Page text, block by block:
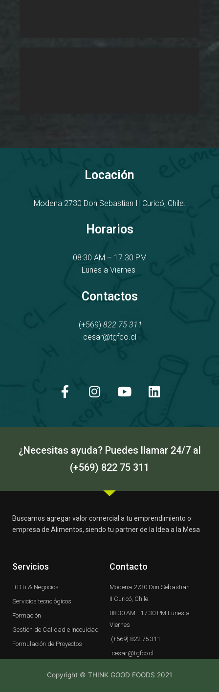
Locación
Modena 2730 Don Sebastian II Curicó, Chile.
Horarios
08:30 AM – 17.30 PM
Lunes a Viernes
Contactos
(+569) 822 75 311
cesar@tgfco.cl
c
e
o
k
s
t
g
a
m
u
t
b
n
k
d
n
¿Necesitas ayuda? Puedes llamar 24/7 al
(+569) 822 75 311
Buscamos agregar valor comercial a tu emprendimiento o
empresa de Alimentos, siendo tu partner de la Idea a la Mesa
Servicios
I+D+i & Negocios
Servicios tecnológicos
Formación
Gestión de Calidad e Inocuidad
Formulación de Proyectos
Contacto
Modena 2730 Don Sebastian
II Curicó, Chile.
08:30 AM - 17.30 PM Lunes a
Viernes
(+569) 822 75 311
cesar@tgfco.cl
Copyright © THINK GOOD FOODS 2021